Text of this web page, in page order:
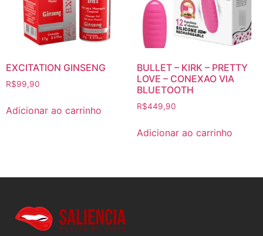
EXCITATION GINSENG
R$99,90
Adicionar ao carrinho
BULLET – KIRK – PRETTY
LOVE – CONEXAO VIA
BLUETOOTH
R$449,90
Adicionar ao carrinho